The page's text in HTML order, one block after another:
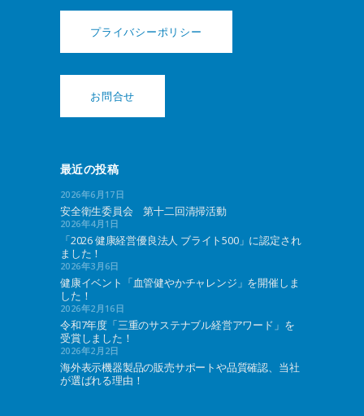
プライバシーポリシー
お問合せ
最近の投稿
2026年6月17日
安全衛生委員会 第十二回清掃活動
2026年4月1日
「2026 健康経営優良法人 ブライト500」に認定され
ました！
2026年3月6日
健康イベント「血管健やかチャレンジ」を開催しま
した！
2026年2月16日
令和7年度「三重のサステナブル経営アワード」を
受賞しました！
2026年2月2日
海外表示機器製品の販売サポートや品質確認、当社
が選ばれる理由！